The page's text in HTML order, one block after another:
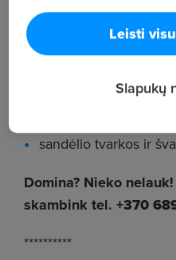
furnitūra, detalės);
pakrovimo ir
sandėlio tvarkos ir
Domina? Nieko
skambink tel. +370
**********
Leisti
Slapukų